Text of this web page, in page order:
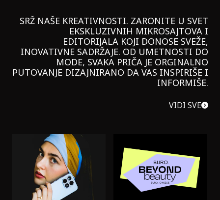
SRŽ NAŠE KREATIVNOSTI. ZARONITE U SVET
EKSKLUZIVNIH MIKROSAJTOVA I
EDITORIJALA KOJI DONOSE SVEŽE,
INOVATIVNE SADRŽAJE. OD UMETNOSTI DO
MODE, SVAKA PRIČA JE ORGINALNO
PUTOVANJE DIZAJNIRANO DA VAS INSPIRIŠE I
INFORMIŠE.
VIDI SVE